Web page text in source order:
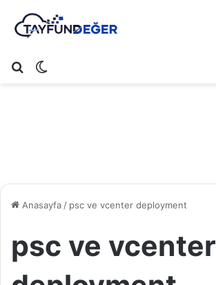
Arama yap ...
Anasayfa/ psc ve vcenter deployment
psc ve vcenter